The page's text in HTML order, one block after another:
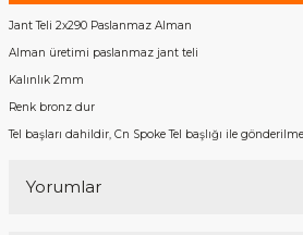
Jant Teli 2x290 Paslanmaz Alman
Alman üretimi paslanmaz jant teli
Kalınlık 2mm
Renk bronz dur
Tel başları dahildir, Cn Spoke Tel başlığı ile
Yorumlar